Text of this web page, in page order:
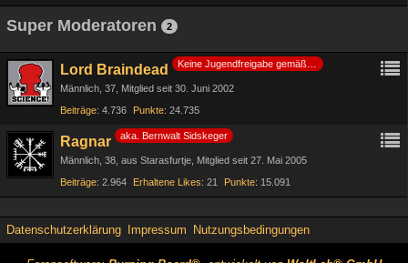
Super Moderatoren 2
Lord Braindead
Männlich 37 Mitglied seit 30. Juni 2002
Beiträge 4.736 Punkte 24.735
Ragnar aka. Bernwalt Sidskeger
Männlich 38 aus Starasfurtje Mitglied seit 27. Mai 2005
Beiträge 2.964 Erhaltene Likes 21 Punkte 15.091
Datenschutzerklärung Impressum Nutzungsbedingungen